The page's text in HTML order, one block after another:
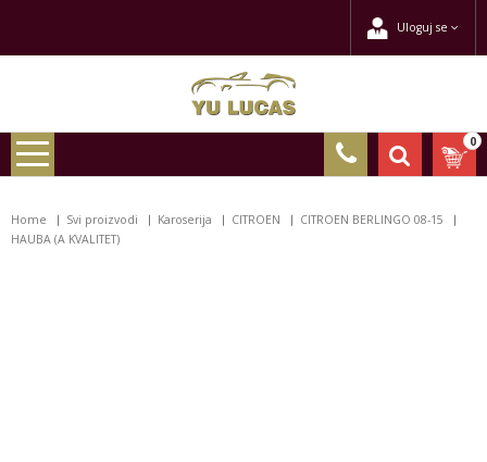
Uloguj se
0
Home Svi proizvodi Karoserija CITROEN
CITROEN BERLINGO 08-15
HAUBA (A KVALITET)